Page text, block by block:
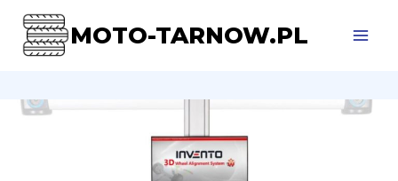
Przejdź
treści
MOTO-TARNOW.PL